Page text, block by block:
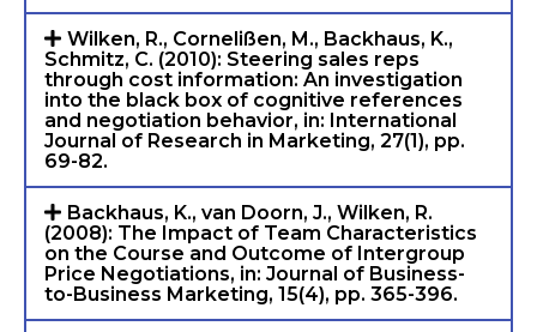
Wilken, R., Cornelißen, M., Backhaus, K.,
Schmitz, C. (2010): Steering sales reps
through cost information: An investigation
into the black box of cognitive references
and negotiation behavior, in: International
Journal of Research in Marketing, 27(1), pp.
69-82.
Backhaus, K., van Doorn, J., Wilken, R.
(2008): The Impact of Team Characteristics
on the Course and Outcome of Intergroup
Price Negotiations, in: Journal of Business-
to-Business Marketing, 15(4), pp. 365-396.